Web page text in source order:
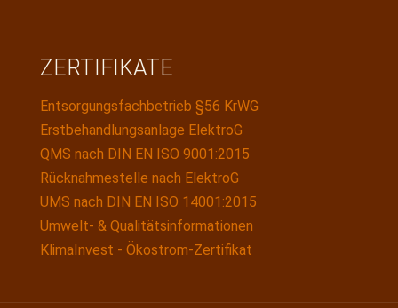
ZERTIFIKATE
Entsorgungsfachbetrieb §56 KrWG
Erstbehandlungsanlage ElektroG
QMS nach DIN EN ISO 9001:2015
Rücknahmestelle nach ElektroG
UMS nach DIN EN ISO 14001:2015
Umwelt- & Qualitätsinformationen
KlimaInvest - Ökostrom-Zertifikat